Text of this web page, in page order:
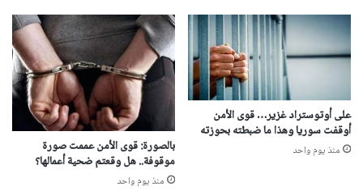
على أوتوستراد غزير… قوى الأمن
أوقفت سوريا وهذا ما ضبطته بحوزته
منذ يوم واحد بالصورة: قوى الأمن عممت صورة
موقوفة.. هل وقعتم ضحية أعمالها؟
منذ يوم واحد